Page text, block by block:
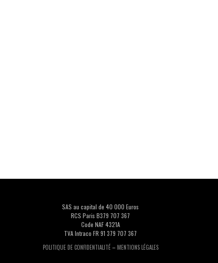
SAS au capital de 40 000 Euros
RCS Paris B379 707 367
Code NAF 4321A
TVA Intraco FR 91 379 707 367
POLITIQUE DE CONFIDENTIALITÉ– MENTIONS LÉGALES